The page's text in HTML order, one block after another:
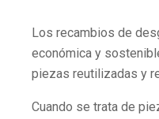
Los recambios de
económica y
piezas reutilizadas y
Cuando se trata de